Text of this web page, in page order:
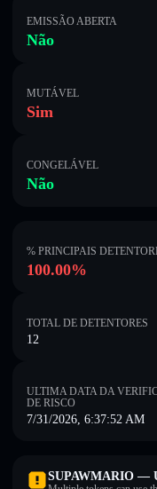
EMISSÃO ABERTA
Não
MUTÁVEL
Sim
CONGELÁVEL
Não
% PRINCIPAIS
100.00%
TOTAL DE DETENTORES
12
ULTIMA DATA DA
DE RISCO
7/31/2026, 6:37:52 AM
SUPAWMARIO —